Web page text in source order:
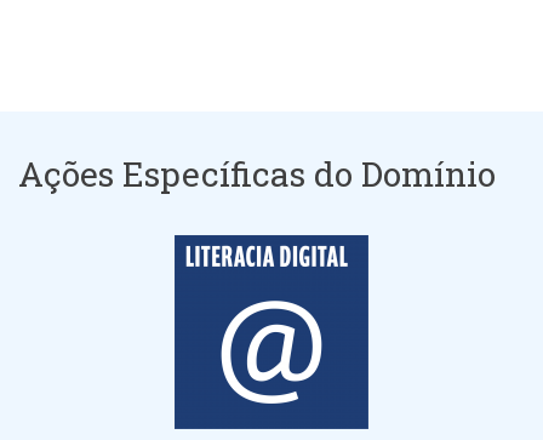
Ações Específicas do Domínio